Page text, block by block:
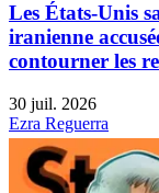
Les États-Unis
iranienne
contourner les
30 juil. 2026
Ezra Reguerra